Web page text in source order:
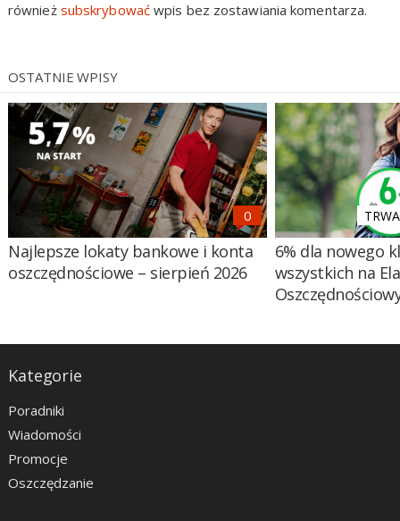
również subskrybowaćwpis bez zostawiania komentarza.
OSTATNIE WPISY
Najlepsze lokaty bankowe i konta
oszczędnościowe – sierpień 2026
6% dla nowego
wszystkich na
Kategorie
Poradniki
Wiadomości
Promocje
Oszczędzanie